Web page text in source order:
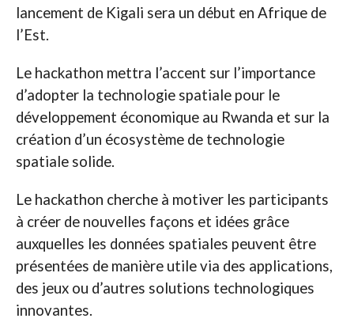
lancement de Kigali sera un début en Afrique de
l’Est.
Le hackathon mettra l’accent sur l’importance
d’adopter la technologie spatiale pour le
développement économique au Rwanda et sur la
création d’un écosystème de technologie
spatiale solide.
Le hackathon cherche à motiver les participants
à créer de nouvelles façons et idées grâce
auxquelles les données spatiales peuvent être
présentées de manière utile via des applications,
des jeux ou d’autres solutions technologiques
innovantes.